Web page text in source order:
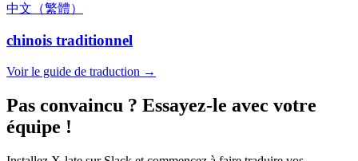
中文（繁體）
chinois traditionnel
Voir le guide de traduction →
Pas convaincu ? Essayez-le avec votre
équipe !